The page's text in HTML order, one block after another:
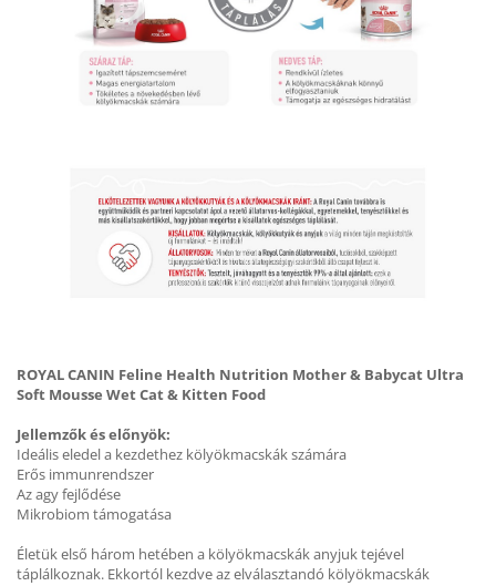
ROYAL CANIN Feline Health Nutrition Mother & Babycat Ultra
Soft Mousse Wet Cat & Kitten Food
Jellemzők és előnyök:
Ideális eledel a kezdethez kölyökmacskák számára
Erős immunrendszer
Az agy fejlődése
Mikrobiom támogatása
Életük első három hetében a kölyökmacskák anyjuk tejével
táplálkoznak. Ekkortól kezdve az elválasztandó kölyökmacskák